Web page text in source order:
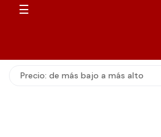
Navegación
☰
Precio: de más bajo a más alto